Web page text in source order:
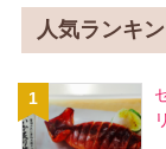
人気ランキ